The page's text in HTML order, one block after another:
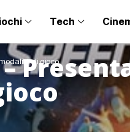
Tech
di gioco